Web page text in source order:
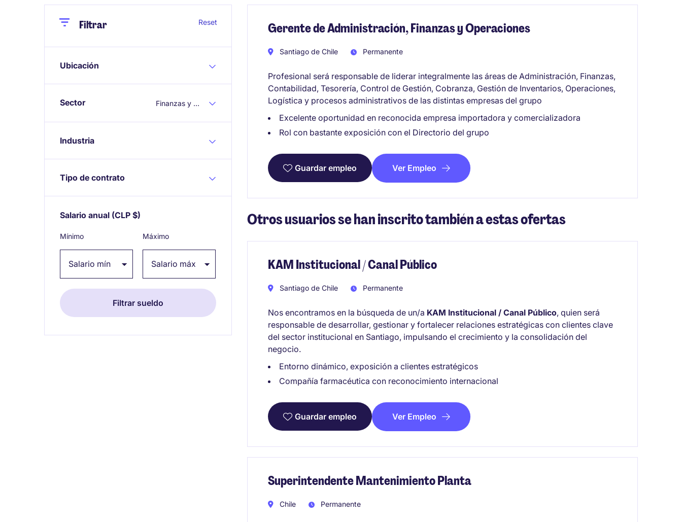
CloseFiltrar Reset
Ubicación
Sector Finanzas y Contabilidad
Industria
Tipo de contrato
Salario anual (CLP $)
Mínimo Máximo
Gerente de Administración, Finanzas y Operaciones
Santiago de Chile Permanente
Profesional será responsable de liderar integralmente las áreas de Administración, Finanzas,
Contabilidad, Tesorería, Control de Gestión, Cobranza, Gestión de Inventarios, Operaciones,
Logística y procesos administrativos de las distintas empresas del grupo
Excelente oportunidad en reconocida empresa importadora y comercializadora
Rol con bastante exposición con el Directorio del grupo
Guardar empleo Ver Empleo
Otros usuarios se han inscrito también a estas ofertas
KAM Institucional / Canal Público
Santiago de Chile Permanente
Nos encontramos en la búsqueda de un/a KAM Institucional / Canal Público, quien será
responsable de desarrollar, gestionar y fortalecer relaciones estratégicas con clientes clave
del sector institucional en Santiago, impulsando el crecimiento y la consolidación del
negocio.
Entorno dinámico, exposición a clientes estratégicos
Compañía farmacéutica con reconocimiento internacional
Guardar empleo Ver Empleo
Superintendente Mantenimiento Planta
Chile Permanente